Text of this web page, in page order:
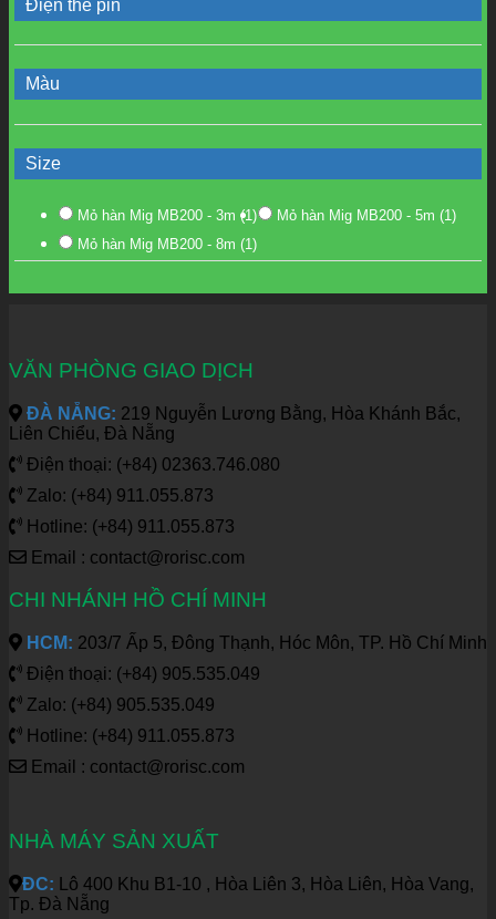
Điện thế pin
Màu
Size
Mỏ hàn Mig MB200 - 3m (1) Mỏ hàn Mig MB200 - 5m (1)
Mỏ hàn Mig MB200 - 8m (1)
VĂN PHÒNG GIAO DỊCH
ĐÀ NẴNG: 219 Nguyễn Lương Bằng, Hòa Khánh Bắc,
Liên Chiểu, Đà Nẵng
Điện thoại: (+84) 02363.746.080
Zalo: (+84) 911.055.873
Hotline: (+84) 911.055.873
Email : contact@rorisc.com
CHI NHÁNH HỒ CHÍ MINH
HCM: 203/7 Ấp 5, Đông Thạnh, Hóc Môn, TP. Hồ Chí Minh
Điện thoại: (+84) 905.535.049
Zalo: (+84) 905.535.049
Hotline: (+84) 911.055.873
Email : contact@rorisc.com
NHÀ MÁY SẢN XUẤT
ĐC: Lô 400 Khu B1-10 , Hòa Liên 3, Hòa Liên, Hòa Vang,
Tp. Đà Nẵng